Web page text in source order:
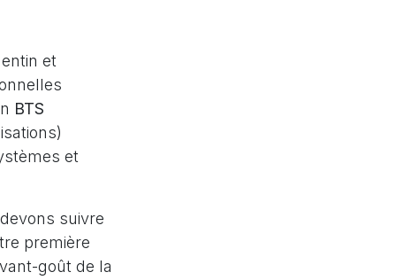
et
BTS
et
suivre
première
goût de la